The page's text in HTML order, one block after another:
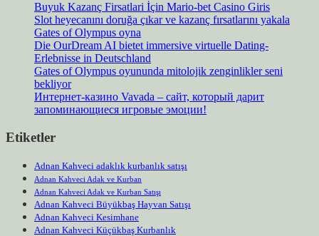
Buyuk Kazanç Firsatlari İçin Mario-bet Casino Giris
Slot heyecanını doruğa çıkar ve kazanç fırsatlarını yakala
Gates of Olympus oyna
Die OurDream AI bietet immersive virtuelle Dating-
Erlebnisse in Deutschland
Gates of Olympus oyununda mitolojik zenginlikler seni
bekliyor
Интернет-казино Vavada – сайт, который дарит
запоминающиеся игровые эмоции!
Etiketler
Adnan Kahveci adaklık kurbanlık satışı
Adnan Kahveci Adak ve Kurban
Adnan Kahveci Adak ve Kurban Satışı
Adnan Kahveci Büyükbaş Hayvan Satışı
Adnan Kahveci Kesimhane
Adnan Kahveci Küçükbaş Kurbanlık